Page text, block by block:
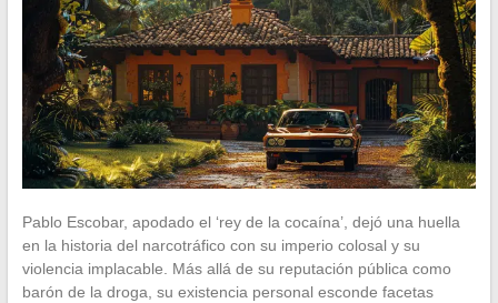
Pablo Escobar, apodado el ‘rey de la cocaína’, dejó una huella
en la historia del narcotráfico con su imperio colosal y su
violencia implacable. Más allá de su reputación pública como
barón de la droga, su existencia personal esconde facetas